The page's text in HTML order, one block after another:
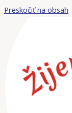
Preskočiť na obsah